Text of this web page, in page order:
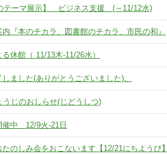
テーマ展示】 ビジネス支援 (～11/12水)
『本のチカラ、図書館のチカラ、市民の和』
休館（ 11/13木-11/26水）
ました(ありがとうございました)。
うじのおしらせ(じどうしつ)
催中 12/9火-21日
のしみ会をおこないます【12/21にちようび】